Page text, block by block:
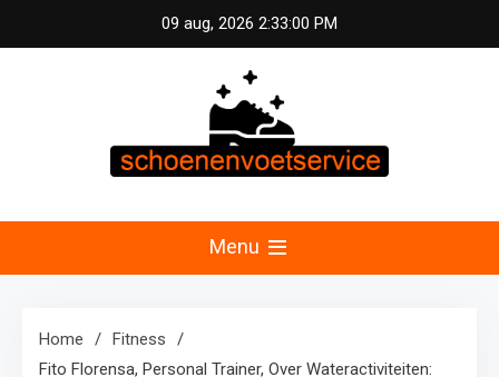
to
09 aug, 2026 2:33:00 PM
Schoenen &
Voetservice –
Schoonheid en
Professionele pedicure, schoenmassage en
fitnessconsultatie voor optimale voetverzorging en
Menu
Home
Fitness
Fito Florensa, Personal Trainer, Over Wateractiviteiten: